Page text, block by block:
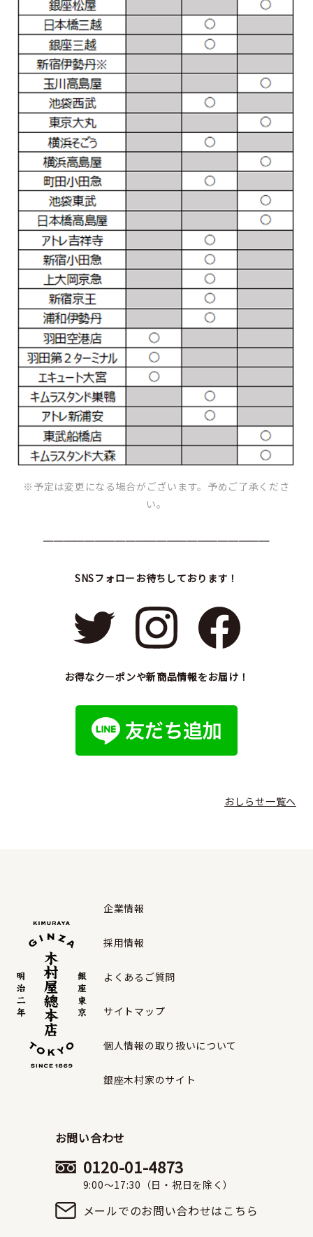
※予定は変更になる場合がございます。予めご了承くださ
い。
──────────────────────
SNSフォローお待ちしております！
お得なクーポンや新商品情報をお届け！
おしらせ一覧へ
企業情報
採用情報
よくあるご質問
サイトマップ
個人情報の取り扱いについて
銀座木村家のサイト
お問い合わせ
0120-01-4873
9:00〜17:30（日・祝日を除く）
メールでのお問い合わせはこちら